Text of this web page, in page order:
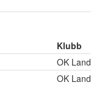
Klubb
OK
OK